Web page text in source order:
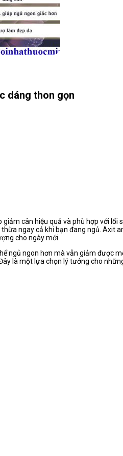
dáng thon gọn
cân hiệu quả và phù hợp với lối
ngay cả khi bạn đang ngủ. Axit
cho ngày mới.
ngủ ngon hơn mà vẫn giảm được
là một lựa chọn lý tưởng cho